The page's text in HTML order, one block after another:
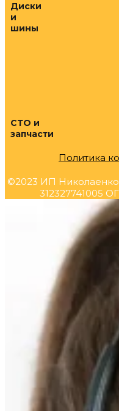
Диски
и
шины
СТО и
запчасти
Политика
©2023 ИП
312327741005